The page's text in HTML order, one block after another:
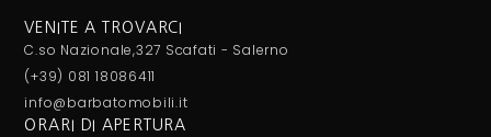
VENITE A TROVARCI
C.so Nazionale,327 Scafati - Salerno
(+39) 081 18086411
info@barbatomobili.it
ORARI DI APERTURA